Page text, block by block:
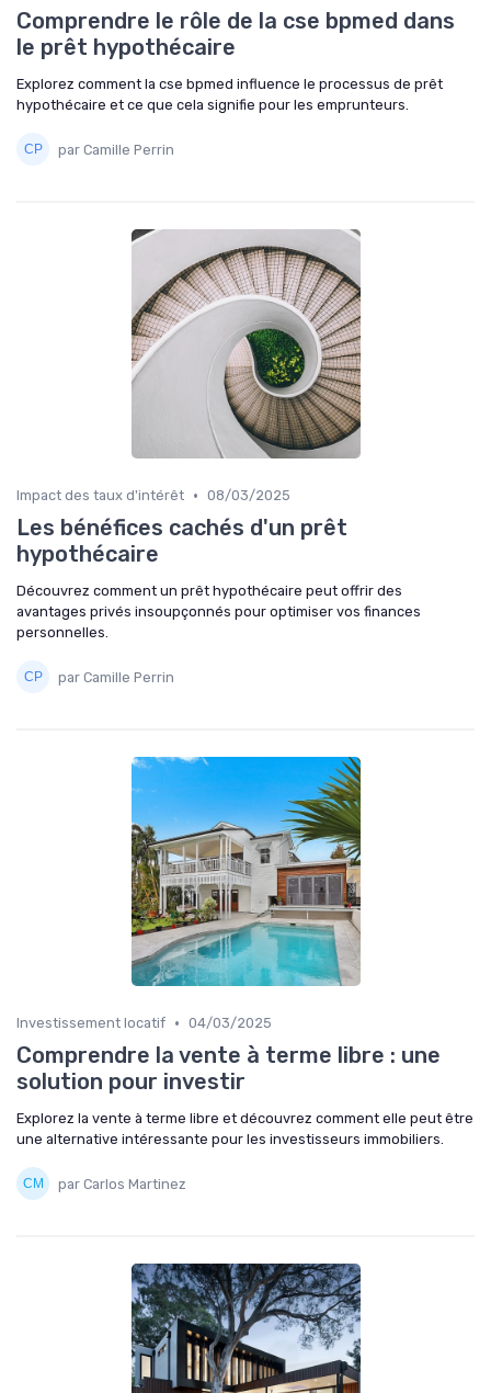
Comprendre le rôle de la cse bpmed dans
le prêt hypothécaire
Explorez comment la cse bpmed influence le processus de prêt
hypothécaire et ce que cela signifie pour les emprunteurs.
par Camille Perrin
Impact des taux d'intérêt • 08/03/2025
Les bénéfices cachés d'un prêt
hypothécaire
Découvrez comment un prêt hypothécaire peut offrir des
avantages privés insoupçonnés pour optimiser vos finances
personnelles.
par Camille Perrin
Investissement locatif • 04/03/2025
Comprendre la vente à terme libre : une
solution pour investir
Explorez la vente à terme libre et découvrez comment elle peut être
une alternative intéressante pour les investisseurs immobiliers.
par Carlos Martinez